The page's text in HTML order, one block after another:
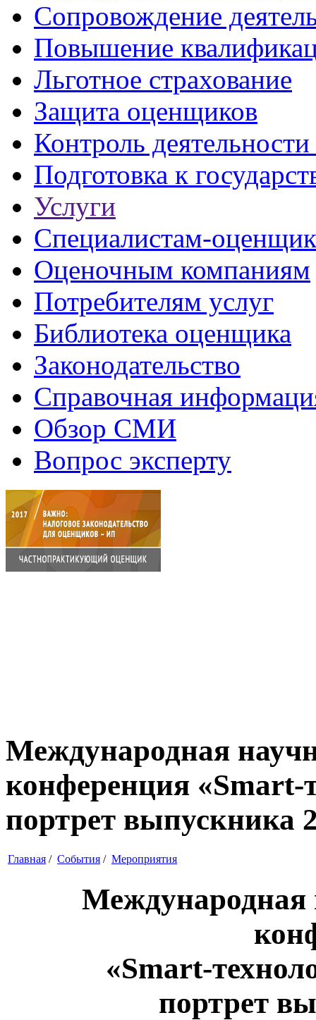
Сопровождение
Повышение
Льготное страхование
Защита оценщиков
Контроль
Подготовка к
Услуги
Специалистам-
Оценочным компаниям
Потребителям услуг
Библиотека оценщика
Законодательство
Справочная
Обзор СМИ
Вопрос эксперту
Международная
конференция «Smart-
портрет выпускника
Главная / События / Мероприятия
Международная
«Smart-
портрет